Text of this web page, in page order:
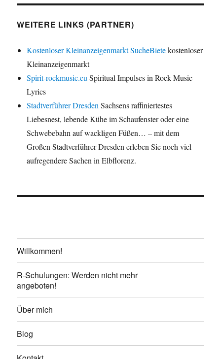
WEITERE LINKS (PARTNER)
Kostenloser Kleinanzeigenmarkt SucheBietekostenloser
Kleinanzeigenmarkt
Spirit-rockmusic.eu Spiritual Impulses in Rock Music
Lyrics
Stadtverführer Dresden Sachsens raffiniertestes
Liebesnest, lebende Kühe im Schaufenster oder eine
Schwebebahn auf wackligen Füßen… – mit dem
Großen Stadtverführer Dresden erleben Sie noch viel
aufregendere Sachen in Elbflorenz.
Willkommen!
R-Schulungen: Werden nicht mehr
angeboten!
Über mich
Blog